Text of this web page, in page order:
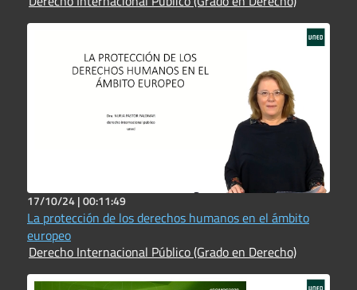
17/10/24 |00:11:49
La protección de los derechos humanos en el ámbito
europeo
Derecho Internacional Público (Grado en Derecho)